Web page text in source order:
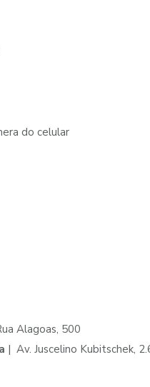
do celular
Alagoas, 500
| Av. Juscelino Kubitschek,